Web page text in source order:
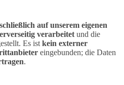
auf unserem eigenen
verarbeitetund die
Es istkein externer
eingebunden; die Daten
.